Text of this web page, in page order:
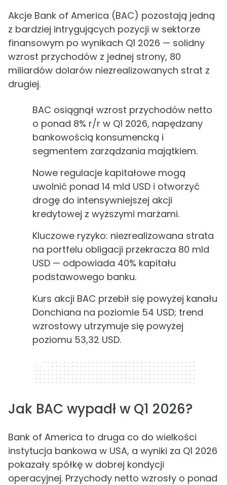
Akcje Bank of America (BAC) pozostają jedną
z bardziej intrygujących pozycji w sektorze
finansowym po wynikach Q1 2026 — solidny
wzrost przychodów z jednej strony, 80
miliardów dolarów niezrealizowanych strat z
drugiej.
BAC osiągnął wzrost przychodów netto
o ponad 8% r/r w Q1 2026, napędzany
bankowością konsumencką i
segmentem zarządzania majątkiem.
Nowe regulacje kapitałowe mogą
uwolnić ponad 14 mld USD i otworzyć
drogę do intensywniejszej akcji
kredytowej z wyższymi marżami.
Kluczowe ryzyko: niezrealizowana strata
na portfelu obligacji przekracza 80 mld
USD — odpowiada 40% kapitału
podstawowego banku.
Kurs akcji BAC przebił się powyżej kanału
Donchiana na poziomie 54 USD; trend
wzrostowy utrzymuje się powyżej
poziomu 53,32 USD.
320 x 50
Jak BAC wypadł w Q1 2026?
Bank of America to druga co do wielkości
instytucja bankowa w USA, a wyniki za Q1 2026
pokazały spółkę w dobrej kondycji
operacyjnej. Przychody netto wzrosły o ponad